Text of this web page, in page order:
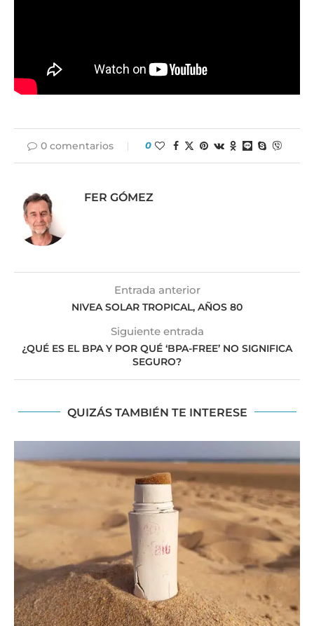
0 comentarios 0
FER GÓMEZ
Entrada anterior
NIVEA SOLAR TROPICAL, AÑOS 80
Siguiente entrada
¿QUÉ ES EL BPA Y POR QUÉ ‘BPA-FREE’ NO SIGNIFICA
SEGURO?
QUIZÁS TAMBIÉN TE INTERESE